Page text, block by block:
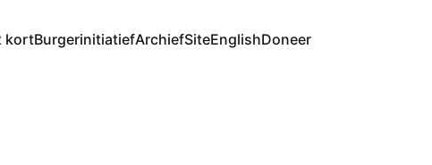
kortBurgerinitiatiefArchiefSiteEnglishDoneer